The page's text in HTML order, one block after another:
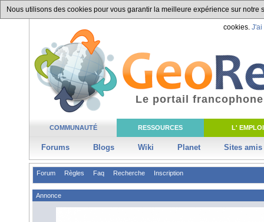
Nous utilisons des cookies pour vous garantir la meilleure expérience sur
cookies. J'ai
COMMUNAUTÉ RESSOURCES L' EMPLOI
Forums Blogs Wiki Planet Sites amis
Le portail
Forum Règles Faq Recherche Inscription
Annonce